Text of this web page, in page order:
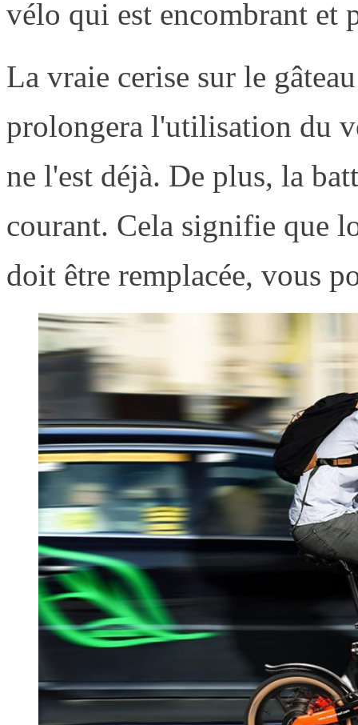
vélo qui est encombrant et
La vraie cerise sur le
prolongera l'utilisation du
ne l'est déjà. De plus, la
courant. Cela signifie que
doit être remplacée, vous